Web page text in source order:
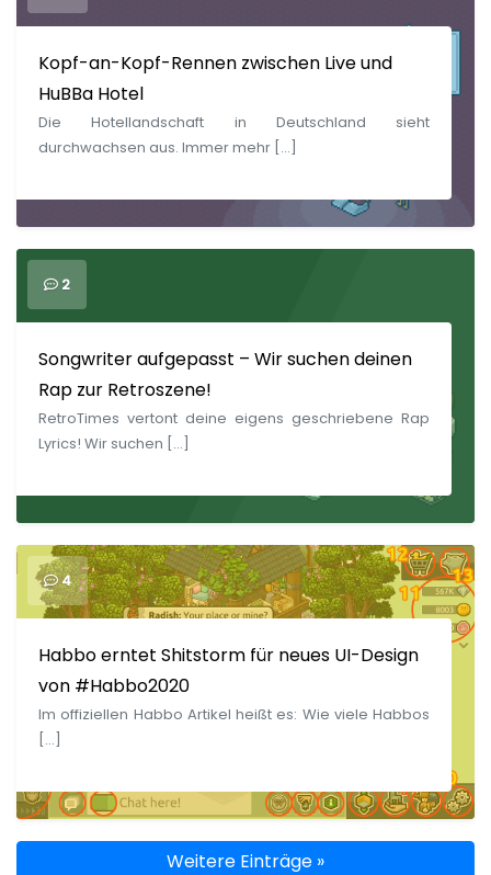
Kopf-an-Kopf-Rennen zwischen Live und
HuBBa Hotel
Die Hotellandschaft in Deutschland sieht
durchwachsen aus. Immer mehr […]
2
Songwriter aufgepasst – Wir suchen deinen
Rap zur Retroszene!
RetroTimes vertont deine eigens geschriebene Rap
Lyrics! Wir suchen […]
4
Habbo erntet Shitstorm für neues UI-Design
von #Habbo2020
Im offiziellen Habbo Artikel heißt es: Wie viele Habbos
[…]
Weitere Einträge »